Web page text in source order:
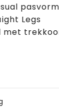
pasvorm
Legs
met